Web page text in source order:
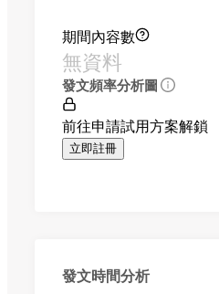
期間內容數
無資料
發文頻率分析圖
前往申請試用方案解鎖
立即註冊
發文時間分析